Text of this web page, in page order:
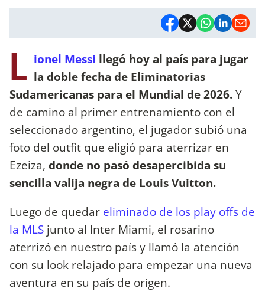
L ionel Messi llegó hoy al país para jugar
la doble fecha de Eliminatorias
Sudamericanas para el Mundial de 2026.Y
de camino al primer entrenamiento con el
seleccionado argentino, el jugador subió una
foto del outfit que eligió para aterrizar en
Ezeiza, donde no pasó desapercibida su
sencilla valija negra de Louis Vuitton.
Luego de quedar eliminado de los play offs de
la MLS junto al Inter Miami, el rosarino
aterrizó en nuestro país y llamó la atención
con su look relajado para empezar una nueva
aventura en su país de origen.